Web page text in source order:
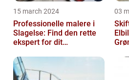
15 march 2024
Professionelle malere i
Slagelse: Find den rette
ekspert for dit
03